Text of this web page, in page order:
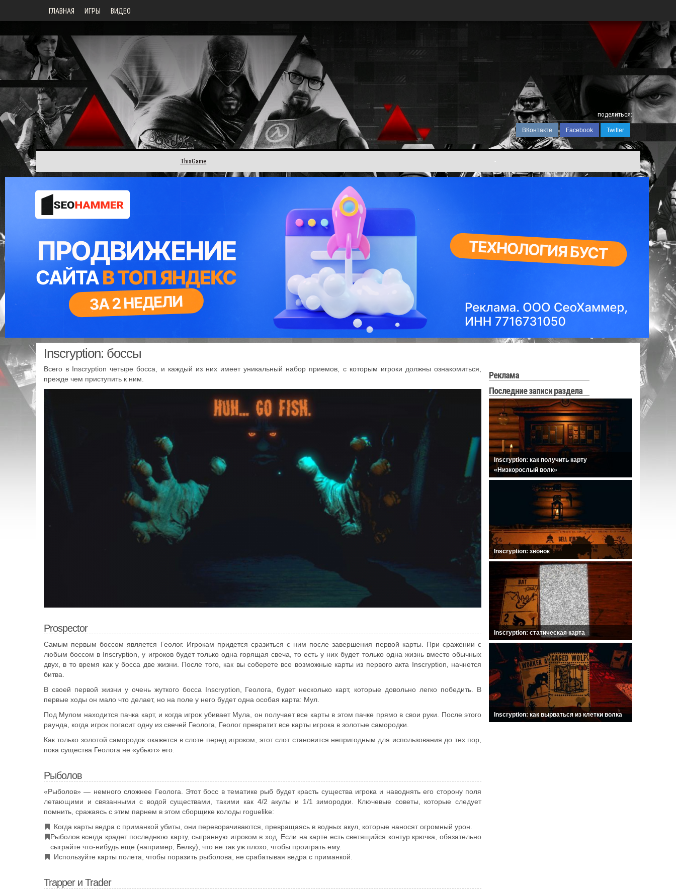
ГЛАВНАЯ ИГРЫ ВИДЕО
поделиться:
ВКонтакте Facebook Twitter
ThisGame -
Inscryption: боссы
Всего в Inscryption четыре босса, и каждый из них имеет уникальный набор приемов, с которым игроки должны ознакомиться,
прежде чем приступить к ним.
Prospector
Самым первым боссом является Геолог. Игрокам придется сразиться с ним после завершения первой карты. При сражении с
любым боссом в Inscryption, у игроков будет только одна горящая свеча, то есть у них будет только одна жизнь вместо обычных
двух, в то время как у босса две жизни. После того, как вы соберете все возможные карты из первого акта Inscryption, начнется
битва.
В своей первой жизни у очень жуткого босса Inscryption, Геолога, будет несколько карт, которые довольно легко победить. В
первые ходы он мало что делает, но на поле у ​​него будет одна особая карта: Мул.
Под Мулом находится пачка карт, и когда игрок убивает Мула, он получает все карты в этом пачке прямо в свои руки. После этого
раунда, когда игрок погасит одну из свечей Геолога, Геолог превратит все карты игрока в золотые самородки.
Как только золотой самородок окажется в слоте перед игроком, этот слот становится непригодным для использования до тех пор,
пока существа Геолога не «убьют» его.
Рыболов
«Рыболов» — немного сложнее Геолога. Этот босс в тематике рыб будет красть существа игрока и наводнять его сторону поля
летающими и связанными с водой существами, такими как 4/2 акулы и 1/1 зимородки. Ключевые советы, которые следует
помнить, сражаясь с этим парнем в этом сборщике колоды roguelike:
Когда карты ведра с приманкой убиты, они переворачиваются, превращаясь в водных акул, которые наносят огромный урон.
Рыболов всегда крадет последнюю карту, сыгранную игроком в ход. Если на карте есть светящийся контур крючка, обязательно
сыграйте что-нибудь еще (например, Белку), что не так уж плохо, чтобы проиграть ему.
Используйте карты полета, чтобы поразить рыболова, не срабатывая ведра с приманкой.
Trapper и Trader
Реклама
Последние записи раздела
Inscryption: как получить карту
«Низкорослый волк»
Inscryption: звонок
Inscryption: статическая карта
Inscryption: как вырваться из клетки волка